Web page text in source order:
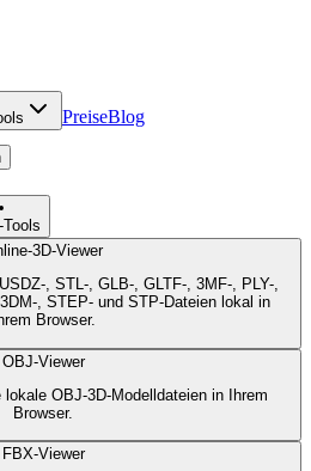
PreiseBlog
Tools
3D-Viewer
, STL-, GLB-, GLTF-, 3MF-, PLY-,
, STEP- und STP-Dateien lokal in
Ihrem Browser.
OBJ-Viewer
OBJ-3D-Modelldateien in Ihrem
Browser.
FBX-Viewer